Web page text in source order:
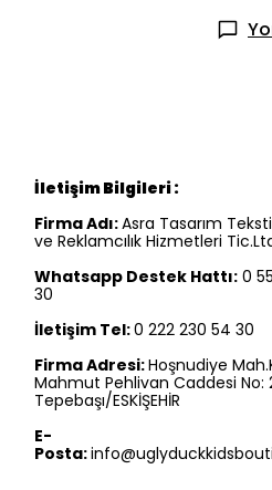
İletişim Bilgileri :
Firma Adı:Asra Tasarım
ve Reklamcılık Hizmetleri
Whatsapp Destek Hattı: 0
30
İletişim Tel:0 222 230 54 30
Firma Adresi:Hoşnudiye
Mahmut Pehlivan Caddesi No:
Tepebaşı/ESKİŞEHİR
E-
Posta: